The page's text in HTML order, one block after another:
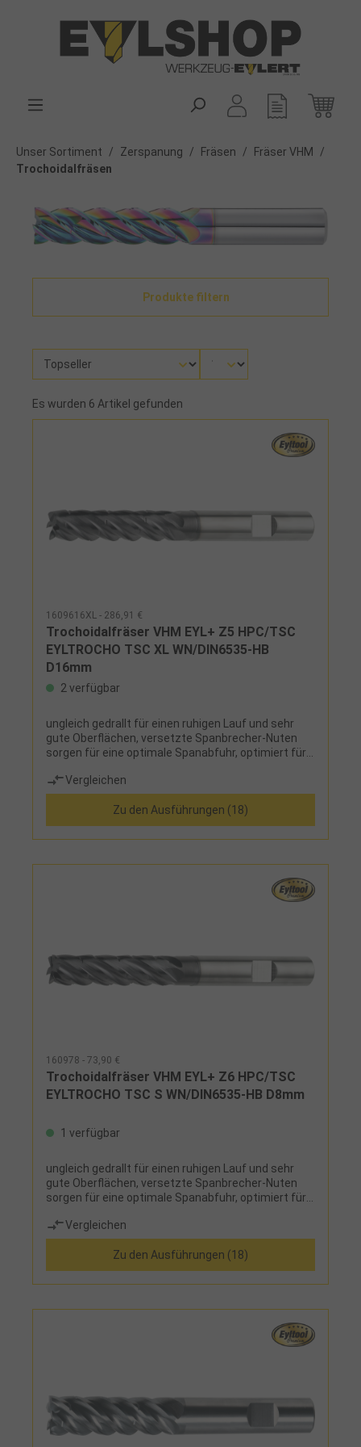
Unser Sortiment / Zerspanung / Fräsen / Fräser VHM
/
Trochoidalfräsen
Produkte filtern
Es wurden 6 Artikel gefunden
1609616XL - 286,91 €
Trochoidalfräser VHM EYL+ Z5 HPC/TSC
EYLTROCHO TSC XL WN/DIN6535-HB
D16mm
2 verfügbar
ungleich gedrallt für einen ruhigen Lauf und sehr
gute Oberflächen, versetzte Spanbrecher-Nuten
sorgen für eine optimale Spanabfuhr, optimiert für
Halsdurchmesser für größere Reichweiten
Vergleichen
Zu den Ausführungen (18)
160978 - 73,90 €
Trochoidalfräser VHM EYL+ Z6 HPC/TSC
EYLTROCHO TSC S WN/DIN6535-HB D8mm
1 verfügbar
ungleich gedrallt für einen ruhigen Lauf und sehr
gute Oberflächen, versetzte Spanbrecher-Nuten
sorgen für eine optimale Spanabfuhr, optimiert für
Halsdurchmesser für größere Reichweiten
Vergleichen
Zu den Ausführungen (18)